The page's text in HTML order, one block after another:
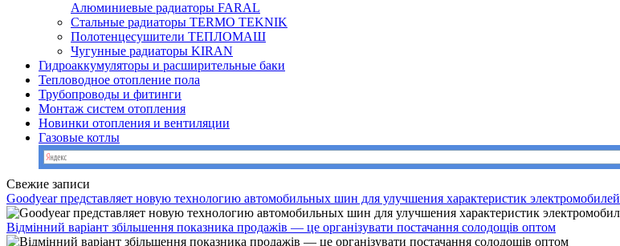
Алюминиевые радиаторы FARAL
Стальные радиаторы TERMO TEKNIK
Полотенцесушители ТЕПЛОМАШ
Чугунные радиаторы KIRAN
Гидроаккумуляторы и расширительные баки
Тепловодное отопление пола
Трубопроводы и фитинги
Монтаж систем отопления
Новинки отопления и вентиляции
Газовые котлы
Свежие записи
Goodyear представляет новую технологию автомобильных шин для улучшения характеристик электромобилей
Відмінний варіант збільшення показника продажів — це організувати постачання солодощів оптом